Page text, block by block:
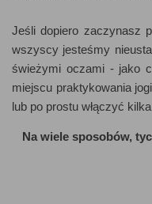
Jeśli dopiero zaczynasz
wszyscy jesteśmy
świeżymi oczami - jako
miejscu praktykowania
lub po prostu włączyć
Na wiele sposobów,